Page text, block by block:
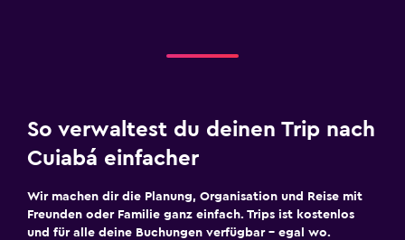
So verwaltest du deinen Trip nach
Cuiabá einfacher
Wir machen dir die Planung, Organisation und Reise mit
Freunden oder Familie ganz einfach. Trips ist kostenlos
und für alle deine Buchungen verfügbar – egal wo.